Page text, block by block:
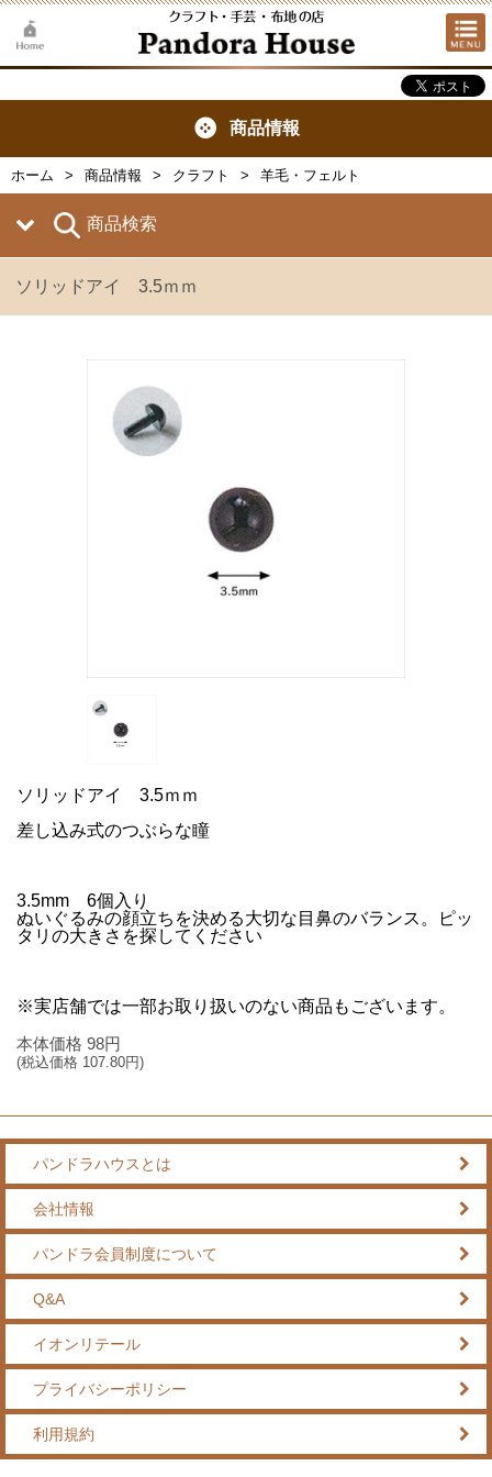
商品情報
ホーム 商品情報 クラフト 羊毛・フェルト
商品検索
ソリッドアイ 3.5ｍｍ
ソリッドアイ 3.5ｍｍ
差し込み式のつぶらな瞳
3.5mm 6個入り
ぬいぐるみの顔立ちを決める大切な目鼻のバランス。ピッ
タリの大きさを探してください
※実店舗では一部お取り扱いのない商品もございます。
本体価格 98円
(税込価格 107.80円)
パンドラハウスとは
会社情報
パンドラ会員制度について
Q&A
イオンリテール
プライバシーポリシー
利用規約